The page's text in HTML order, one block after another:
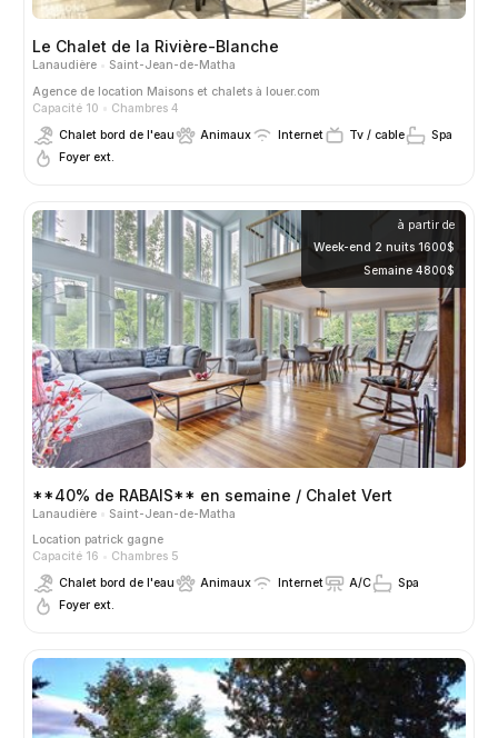
Le Chalet de la Rivière-Blanche
Lanaudière
Saint-Jean-de-Matha
Agence de location Maisons et chalets à louer.com
Capacité 10
Chambres 4
Chalet bord de l'eau
Animaux Internet Tv / cable
Spa
Foyer ext.
à partir de
Week-end 2 nuits 1600$
Semaine 4800$
**40% de RABAIS** en semaine / Chalet Vert
Lanaudière
Saint-Jean-de-Matha
Location patrick gagne
Capacité 16
Chambres 5
Chalet bord de l'eau
Animaux Internet A/C
Spa
Foyer ext.